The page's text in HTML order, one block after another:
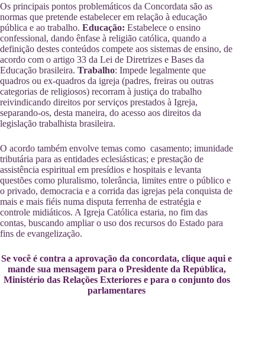
Os principais pontos problemáticos da Concordata são as
normas que pretende estabelecer em relação à educação
pública e ao trabalho. Educação: Estabelece o ensino
confessional, dando ênfase à religião católica, quando a
definição destes conteúdos compete aos sistemas de ensino, de
acordo com o artigo 33 da Lei de Diretrizes e Bases da
Educação brasileira. Trabalho: Impede legalmente que
quadros ou ex-quadros da igreja (padres, freiras ou outras
categorias de religiosos) recorram à justiça do trabalho
reivindicando direitos por serviços prestados à Igreja,
separando-os, desta maneira, do acesso aos direitos da
legislação trabalhista brasileira.
O acordo também envolve temas como casamento; imunidade
tributária para as entidades eclesiásticas; e prestação de
assistência espiritual em presídios e hospitais e levanta
questões como pluralismo, tolerância, limites entre o público e
o privado, democracia e a corrida das igrejas pela conquista de
mais e mais fiéis numa disputa ferrenha de estratégia e
controle midiáticos. A Igreja Católica estaria, no fim das
contas, buscando ampliar o uso dos recursos do Estado para
fins de evangelização.
Se você é contra a aprovação da concordata, clique aqui e
mande sua mensagem para o Presidente da República,
Ministério das Relações Exteriores e para o conjunto dos
parlamentares